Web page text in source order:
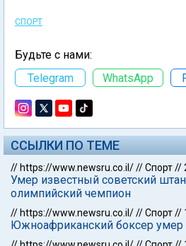
СПОРТ
Будьте с нами:
Telegram
WhatsApp
ССЫЛКИ ПО ТЕМЕ
// https://www.newsru.co.il///Спорт//
Умер известный советский
олимпийский чемпион
// https://www.newsru.co.il///Спорт//
Южноафриканский боксер умер